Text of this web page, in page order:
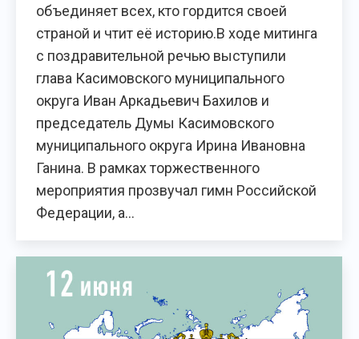
объединяет всех, кто гордится своей
страной и чтит её историю.В ходе митинга
с поздравительной речью выступили
глава Касимовского муниципального
округа Иван Аркадьевич Бахилов и
председатель Думы Касимовского
муниципального округа Ирина Ивановна
Ганина. В рамках торжественного
мероприятия прозвучал гимн Российской
Федерации, а…